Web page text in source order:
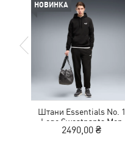
НОВИНКА
Штани Essentials No. 1
Logo Sweatpants Men
2490,00 ₴